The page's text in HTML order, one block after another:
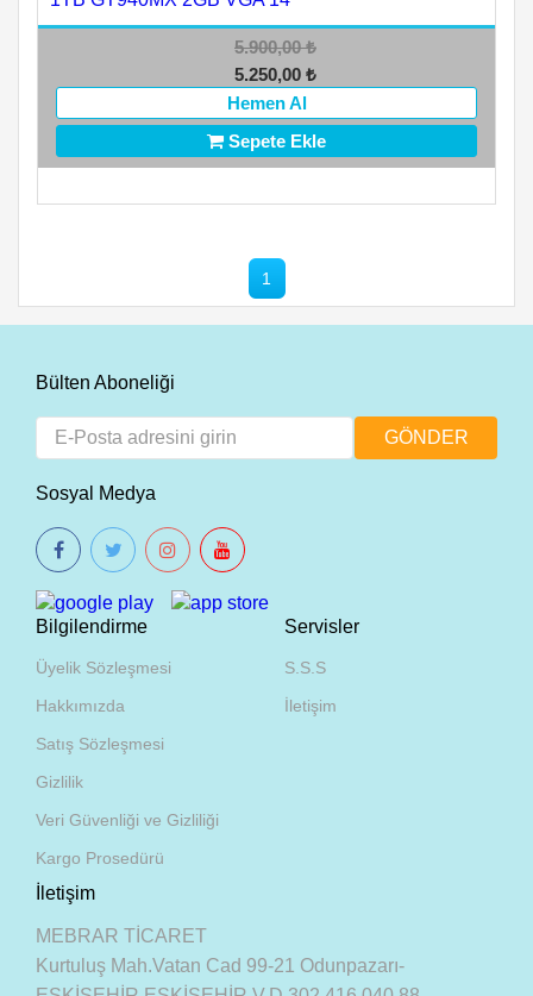
5.900,00₺
5.250,00 ₺
Hemen Al
Sepete Ekle
1
Bülten Aboneliği
Sosyal Medya
Bilgilendirme
Üyelik Sözleşmesi
Hakkımızda
Satış Sözleşmesi
Gizlilik
Veri Güvenliği ve Gizliliği
Kargo Prosedürü
Servisler
S.S.S
İletişim
İletişim
MEBRAR TİCARET
Kurtuluş Mah.Vatan Cad 99-21 Odunpazarı-